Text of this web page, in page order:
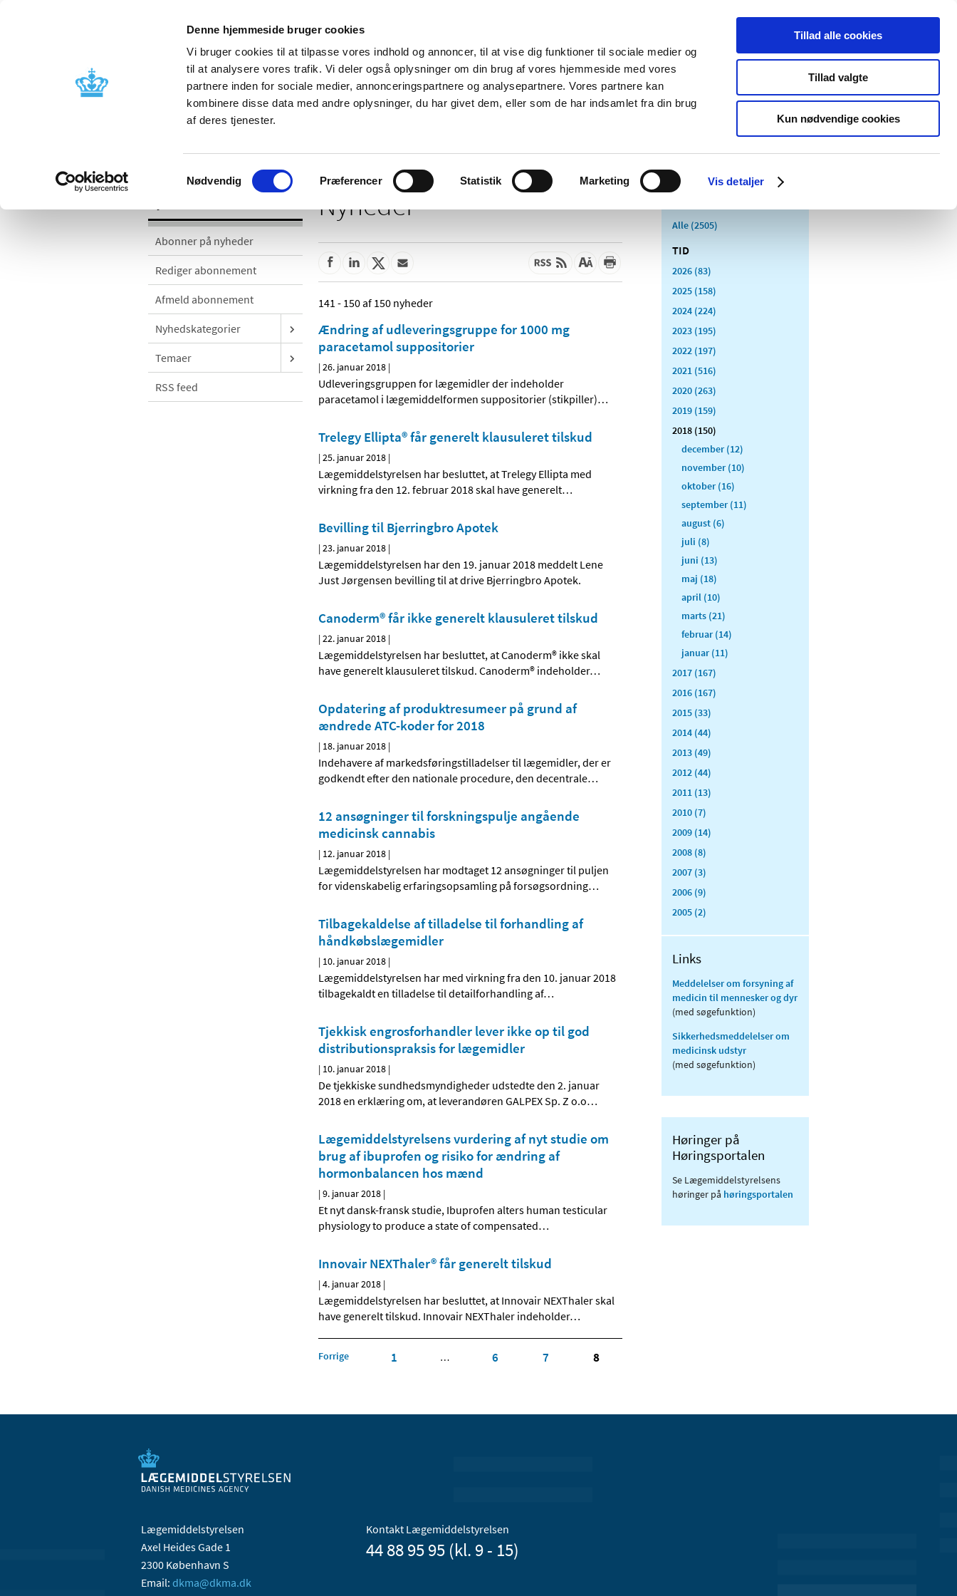
Denne hjemmeside bruger cookies
Vi bruger cookies til at tilpasse vores indhold og annoncer, til at vise dig funktioner til sociale medier og
til at analysere vores trafik. Vi deler også oplysninger om din brug af vores hjemmeside med vores
partnere inden for sociale medier, annonceringspartnere og analysepartnere. Vores partnere kan
kombinere disse data med andre oplysninger, du har givet dem, eller som de har indsamlet fra din brug
af deres tjenester.
Samtykkevalg
Nødvendig Præferencer Statistik Marketing Vis detaljer
Tillad alle cookies
Tillad valgte
Kun nødvendige cookies
Nyheder Om os Kontakt Udgivelser
Godkendelse og
Bivirkninger og
produktinformation
Tilskud og
Apoteker og salg af
Medicinsk
Særlige
produktområder
Abonner på nyheder
Rediger abonnement
Afmeld abonnement
Nyhedskategorier
Temaer
RSS feed
Nyheder
141 - 150 af 150 nyheder
Ændring af udleveringsgruppe for 1000 mg
paracetamol suppositorier
|26. januar 2018 |
Udleveringsgruppen for lægemidler der indeholder
paracetamol i lægemiddelformen suppositorier (stikpiller)…
Trelegy Ellipta® får generelt klausuleret tilskud
|25. januar 2018 |
Lægemiddelstyrelsen har besluttet, at Trelegy Ellipta med
virkning fra den 12. februar 2018 skal have generelt…
Bevilling til Bjerringbro Apotek
|23. januar 2018 |
Lægemiddelstyrelsen har den 19. januar 2018 meddelt Lene
Just Jørgensen bevilling til at drive Bjerringbro Apotek.
Canoderm® får ikke generelt klausuleret tilskud
|22. januar 2018 |
Lægemiddelstyrelsen har besluttet, at Canoderm® ikke skal
have generelt klausuleret tilskud. Canoderm® indeholder…
Opdatering af produktresumeer på grund af
ændrede ATC-koder for 2018
| 18. januar 2018 |
Indehavere af markedsføringstilladelser til lægemidler, der er
godkendt efter den nationale procedure, den decentrale…
12 ansøgninger til forskningspulje angående
medicinsk cannabis
| 12. januar 2018 |
Lægemiddelstyrelsen har modtaget 12 ansøgninger til puljen
for videnskabelig erfaringsopsamling på forsøgsordning…
Tilbagekaldelse af tilladelse til forhandling af
håndkøbslægemidler
| 10. januar 2018 |
Lægemiddelstyrelsen har med virkning fra den 10. januar 2018
tilbagekaldt en tilladelse til detailforhandling af…
Tjekkisk engrosforhandler lever ikke op til god
distributionspraksis for lægemidler
| 10. januar 2018 |
De tjekkiske sundhedsmyndigheder udstedte den 2. januar
2018 en erklæring om, at leverandøren GALPEX Sp. Z o.o…
Lægemiddelstyrelsens vurdering af nyt studie om
brug af ibuprofen og risiko for ændring af
hormonbalancen hos mænd
|9. januar 2018 |
Et nyt dansk-fransk studie, Ibuprofen alters human testicular
physiology to produce a state of compensated…
Innovair NEXThaler® får generelt tilskud
|4. januar 2018 |
Lægemiddelstyrelsen har besluttet, at Innovair NEXThaler skal
have generelt tilskud. Innovair NEXThaler indeholder…
Forrige 1 … 6 7 8
Alle (2505)
TID
2026 (83)
2025 (158)
2024 (224)
2023 (195)
2022 (197)
2021 (516)
2020 (263)
2019 (159)
2018 (150)
december (12)
november (10)
oktober (16)
september (11)
august (6)
juli (8)
juni (13)
maj (18)
april (10)
marts (21)
februar (14)
januar (11)
2017 (167)
2016 (167)
2015 (33)
2014 (44)
2013 (49)
2012 (44)
2011 (13)
2010 (7)
2009 (14)
2008 (8)
2007 (3)
2006 (9)
2005 (2)
Links
Meddelelser om forsyning af
medicin til mennesker og dyr
(med søgefunktion)
Sikkerhedsmeddelelser om
medicinsk udstyr
(med søgefunktion)
Høringer på
Høringsportalen
Se Lægemiddelstyrelsens
høringer på høringsportalen
Lægemiddelstyrelsen
Axel Heides Gade 1
2300 København S
Email: dkma@dkma.dk
Kontakt Lægemiddelstyrelsen
44 88 95 95 (kl. 9 - 15)